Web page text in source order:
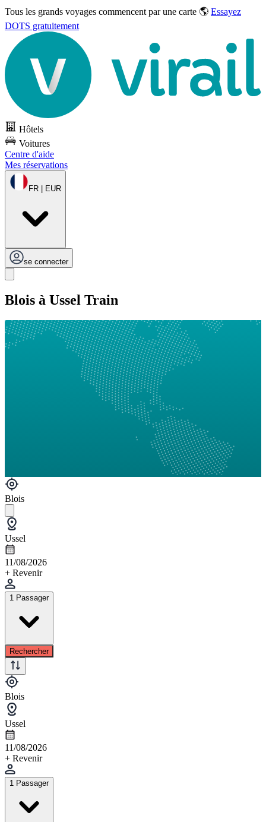
Tous les grands voyages commencent par une carte 🌎 Essayez
DOTS gratuitement
Hôtels
Voitures
Centre d'aide
Mes réservations
FR | EUR
se connecter
Blois à Ussel Train
Blois
Ussel
11/08/2026
+ Revenir
1 Passager
Rechercher
Blois
Ussel
11/08/2026
+ Revenir
1 Passager